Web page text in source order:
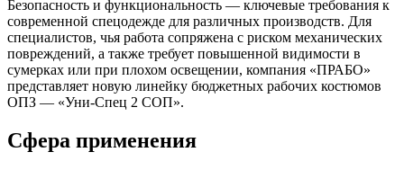
Безопасность и функциональность — ключевые требования к
современной спецодежде для различных производств. Для
специалистов, чья работа сопряжена с риском механических
повреждений, а также требует повышенной видимости в
сумерках или при плохом освещении, компания «ПРАБО»
представляет новую линейку бюджетных рабочих костюмов
ОПЗ — «Уни-Спец 2 СОП».
Сфера применения